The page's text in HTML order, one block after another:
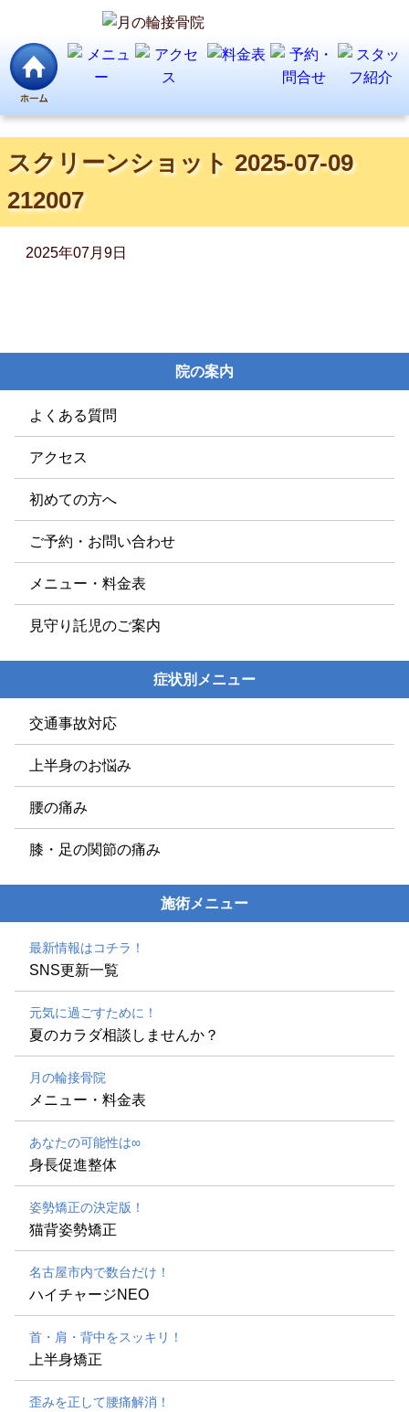
スクリーンショット 2025-07-09
212007
2025年07月9日
院の案内
よくある質問
アクセス
初めての方へ
ご予約・お問い合わせ
メニュー・料金表
見守り託児のご案内
症状別メニュー
交通事故対応
上半身のお悩み
腰の痛み
膝・足の関節の痛み
施術メニュー
最新情報はコチラ！
SNS更新一覧
元気に過ごすために！
夏のカラダ相談しませんか？
月の輪接骨院
メニュー・料金表
あなたの可能性は∞
身長促進整体
姿勢矯正の決定版！
猫背姿勢矯正
名古屋市内で数台だけ！
ハイチャージNEO
首・肩・背中をスッキリ！
上半身矯正
歪みを正して腰痛解消！